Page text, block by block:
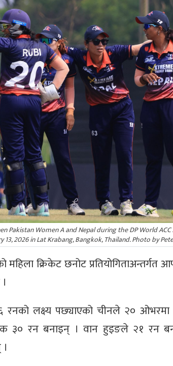
Pakistan Women A and Nepal during the DP World ACC
2026 in Lat Krabang, Bangkok, Thailand. Photo by
महिला क्रिकेट छनोट
रनको लक्ष्य पछ्याएको चीनले २० ओभरमा
३० रन बनाइन् । वान हुइङले २१ रन